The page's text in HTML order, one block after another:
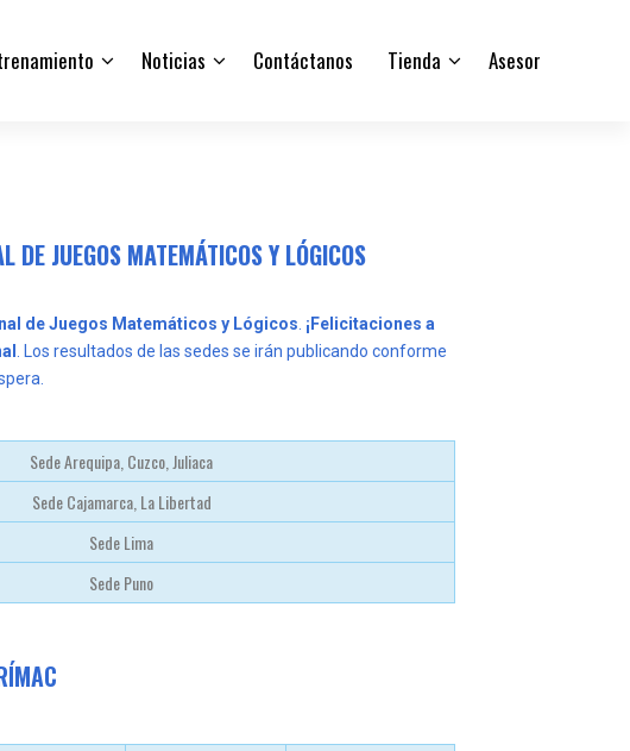
Noticias Contáctanos Tienda Asesor
JUEGOS MATEMÁTICOS Y LÓGICOS
de Juegos Matemáticos y Lógicos ¡Felicitaciones a
. Los resultados de las sedes se irán publicando conforme
Sede Arequipa, Cuzco, Juliaca
Sede Cajamarca, La Libertad
Sede Lima
Sede Puno